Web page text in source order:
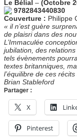
Le Bélial – (Octobre
9782843440830
Couverture : Philippe
« il n’est guère
de plaisri dans des
L’Immaculée
jubilation, des
tels évènements
textes britanniques,
l’équilibre de ces
Brian Stableford
Partager :
X
Pinterest